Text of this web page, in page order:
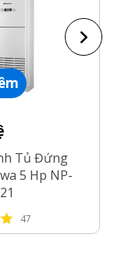
Tủ Đứng
5 Hp NP-
47